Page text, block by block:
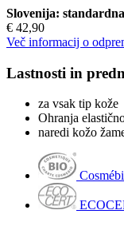
Slovenija:
€ 42,90
Več informacij o
Lastnosti in
za vsak tip kože
Ohranja
naredi kožo